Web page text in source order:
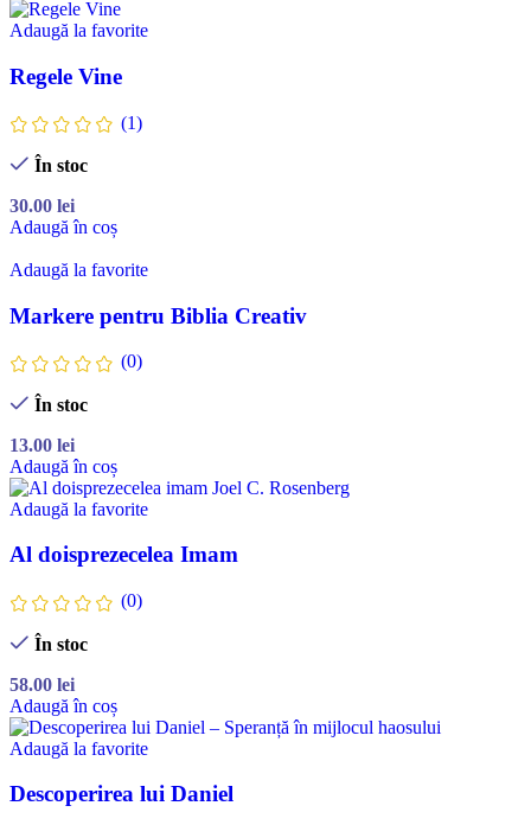
Adaugă la favorite
Regele Vine
(1)
În stoc
30.00 lei
Adaugă în coș
Adaugă la favorite
Markere pentru Biblia Creativ
(0)
În stoc
13.00 lei
Adaugă în coș
Adaugă la favorite
Al doisprezecelea Imam
(0)
În stoc
58.00 lei
Adaugă în coș
Adaugă la favorite
Descoperirea lui Daniel